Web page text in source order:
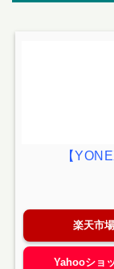
【
楽天市場
Yahooショ